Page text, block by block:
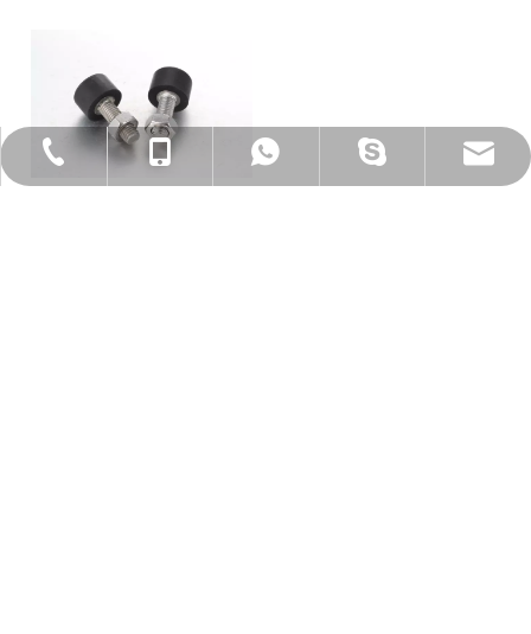
+86-769-85303229
+86-13763283864
+86-13763283864
갈리나910902
jennyguo@fazcwj.com